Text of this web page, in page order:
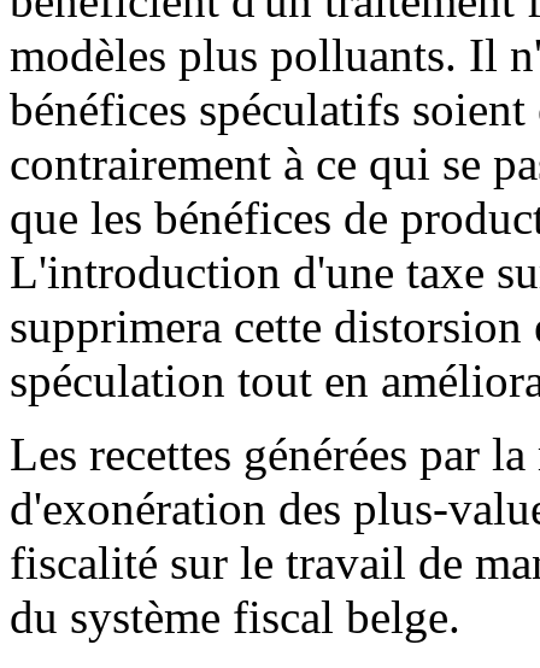
modèles plus polluants. Il
bénéfices spéculatifs
contrairement à ce qui se
que les bénéfices de
L'introduction d'une taxe
supprimera cette
spéculation tout en
Les recettes générées par
d'exonération des plus-
fiscalité sur le travail de
du système fiscal belge.